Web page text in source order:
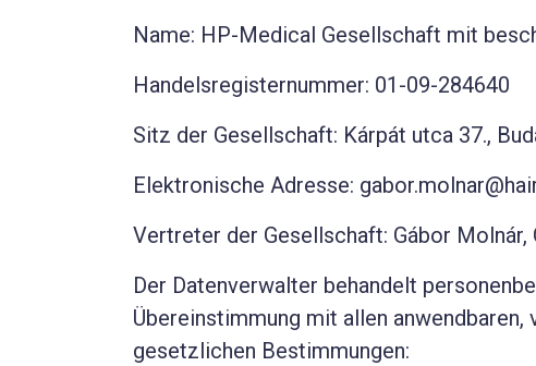
Name: HP-Medical Gesellschaft mit
Handelsregisternummer: 01-09-284640
Sitz der Gesellschaft: Kárpát utca 37.,
Elektronische Adresse:
Vertreter der Gesellschaft: Gábor Molnár,
Der Datenverwalter behandelt
Übereinstimmung mit allen
gesetzlichen Bestimmungen: